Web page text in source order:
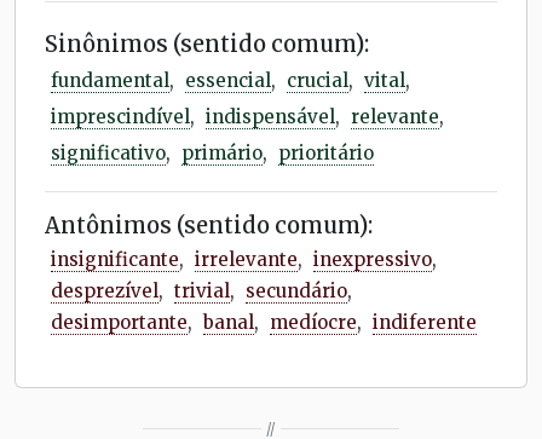
Sinônimos (sentido comum):
fundamental, essencial, crucial, vital,
imprescindível, indispensável, relevante,
significativo, primário, prioritário
Antônimos (sentido comum):
insignificante, irrelevante, inexpressivo,
desprezível, trivial, secundário,
desimportante, banal, medíocre, indiferente
//